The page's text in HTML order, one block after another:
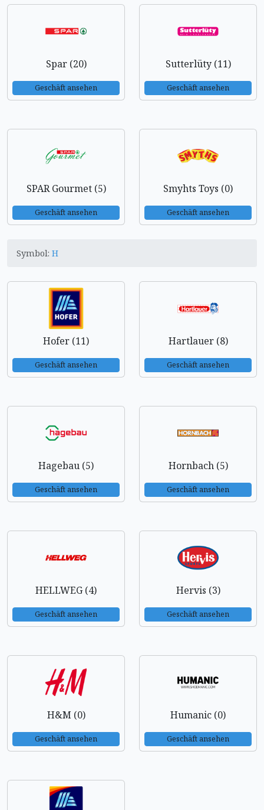
Spar (20)
Geschäft ansehen
Sutterlüty (11)
Geschäft ansehen
SPAR Gourmet (5)
Geschäft ansehen
Smyhts Toys (0)
Geschäft ansehen
Symbol: H
Hofer (11)
Geschäft ansehen
Hartlauer (8)
Geschäft ansehen
Hagebau (5)
Geschäft ansehen
Hornbach (5)
Geschäft ansehen
HELLWEG (4)
Geschäft ansehen
Hervis (3)
Geschäft ansehen
H&M (0)
Geschäft ansehen
Humanic (0)
Geschäft ansehen